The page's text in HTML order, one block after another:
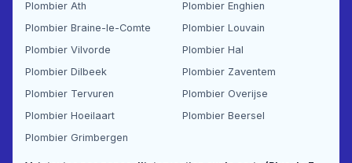
Plombier Ath
Plombier Enghien
Plombier Braine-le-Comte
Plombier Louvain
Plombier Vilvorde
Plombier Hal
Plombier Dilbeek
Plombier Zaventem
Plombier Tervuren
Plombier Overijse
Plombier Hoeilaart
Plombier Beersel
Plombier Grimbergen